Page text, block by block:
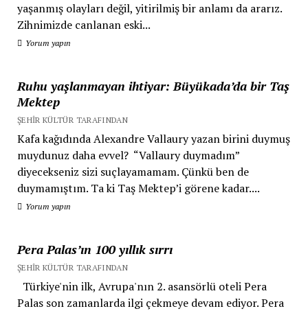
yaşanmış olayları değil, yitirilmiş bir anlamı da ararız.
Zihnimizde canlanan eski...
Yorum yapın
Ruhu yaşlanmayan ihtiyar: Büyükada’da bir Taş
Mektep
ŞEHIR KÜLTÜR TARAFINDAN
Kafa kağıdında Alexandre Vallaury yazan birini duymuş
muydunuz daha evvel? “Vallaury duymadım”
diyecekseniz sizi suçlayamamam. Çünkü ben de
duymamıştım. Ta ki Taş Mektep’i görene kadar....
Yorum yapın
Pera Palas’ın 100 yıllık sırrı
ŞEHIR KÜLTÜR TARAFINDAN
Türkiye'nin ilk, Avrupa'nın 2. asansörlü oteli Pera
Palas son zamanlarda ilgi çekmeye devam ediyor. Pera